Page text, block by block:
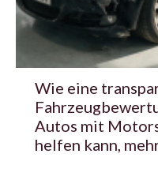
Wie eine
Autos mit
helfen kann,